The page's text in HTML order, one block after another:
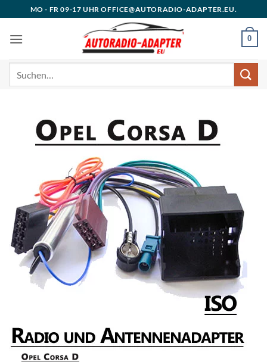
Inhalt
springen
MO - FR 09-17 UHR OFFICE@AUTORADIO-ADAPTER.EU.
0